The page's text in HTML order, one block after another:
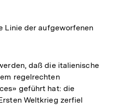
Linie der aufgeworfenen
daß die italienische
regelrechten
geführt hat: die
Weltkrieg zerfiel